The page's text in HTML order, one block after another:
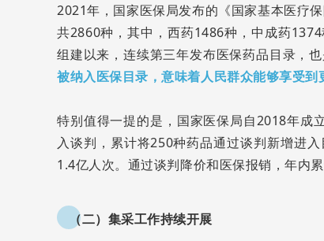
2021年，国家医保局发布的《国家基本医疗
共2860种，其中，西药1486种，中成药
组建以来，连续第三年发布医保药品目录，
被纳入医保目录，意味着人民群众能够享受到
特别值得一提的是，国家医保局自2018年成
入谈判，累计将250种药品通过谈判新增进
1.4亿人次。通过谈判降价和医保报销，年内
（二）集采工作持续开展